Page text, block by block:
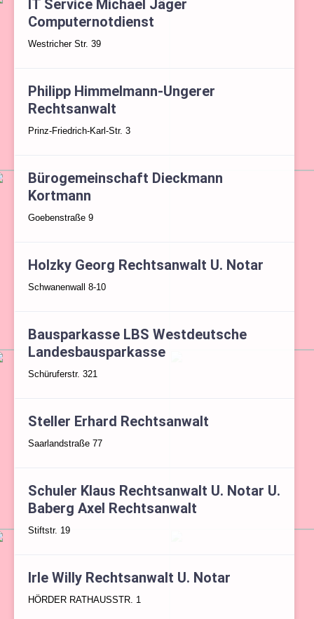
IT Service Michael Jäger
Computernotdienst
Westricher Str. 39
Philipp Himmelmann-Ungerer
Rechtsanwalt
Prinz-Friedrich-Karl-Str. 3
Bürogemeinschaft Dieckmann
Kortmann
Goebenstraße 9
Holzky Georg Rechtsanwalt U. Notar
Schwanenwall 8-10
Bausparkasse LBS Westdeutsche
Landesbausparkasse
Schüruferstr. 321
Steller Erhard Rechtsanwalt
Saarlandstraße 77
Schuler Klaus Rechtsanwalt U. Notar U.
Baberg Axel Rechtsanwalt
Stiftstr. 19
Irle Willy Rechtsanwalt U. Notar
HÖRDER RATHAUSSTR. 1